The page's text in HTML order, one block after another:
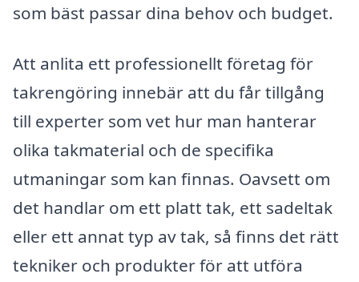
som bäst passar dina behov och budget.
Att anlita ett professionellt företag för
takrengöring innebär att du får tillgång
till experter som vet hur man hanterar
olika takmaterial och de specifika
utmaningar som kan finnas. Oavsett om
det handlar om ett platt tak, ett sadeltak
eller ett annat typ av tak, så finns det rätt
tekniker och produkter för att utföra